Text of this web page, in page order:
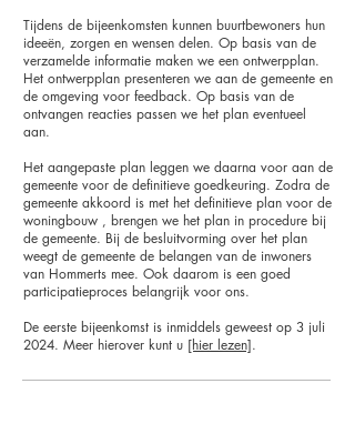
Tijdens de bijeenkomsten kunnen buurtbewoners hun
ideeën, zorgen en wensen delen. Op basis van de
verzamelde informatie maken we een ontwerpplan.
Het ontwerpplan presenteren we aan de gemeente en
de omgeving voor feedback. Op basis van de
ontvangen reacties passen we het plan eventueel
aan.
Het aangepaste plan leggen we daarna voor aan de
gemeente voor de definitieve goedkeuring. Zodra de
gemeente akkoord is met het definitieve plan voor de
woningbouw , brengen we het plan in procedure bij
de gemeente. Bij de besluitvorming over het plan
weegt de gemeente de belangen van de inwoners
van Hommerts mee. Ook daarom is een goed
participatieproces belangrijk voor ons.
De eerste bijeenkomst is inmiddels geweest op 3 juli
2024. Meer hierover kunt u [hier lezen].